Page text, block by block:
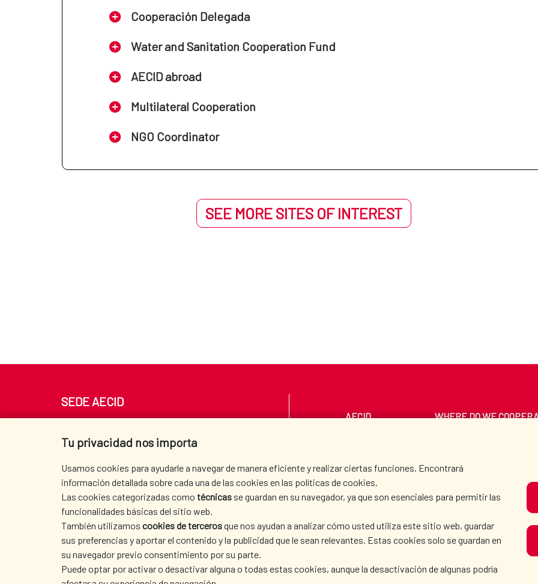
Cooperación Delegada
Water and Sanitation Cooperation Fund
AECID abroad
Multilateral Cooperation
NGO Coordinator
SEE MORE SITES OF INTEREST
Tu privacidad nos importa
Usamos cookies para ayudarle a navegar de manera eficiente y realizar ciertas funciones. Encontrará
información detallada sobre cada una de las cookies en las políticas de cookies.
Las cookies categorizadas como técnicas se guardan en su navegador, ya que son esenciales para permitir las
funcionalidades básicas del sitio web.
También utilizamos cookies de tercerosque nos ayudan a analizar cómo usted utiliza este sitio web, guardar
sus preferencias y aportar el contenido y la publicidad que le sean relevantes. Estas cookies solo se guardan en
su navegador previo consentimiento por su parte.
Puede optar por activar o desactivar alguna o todas estas cookies, aunque la desactivación de algunas podría
SEDE AECID
Tel. +34 900 20 30 54​​​​​​​
AECID WHERE DO WE
PRESS ROOM CULTURE AND